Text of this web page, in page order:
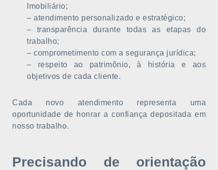
Imobiliário;
– atendimento personalizado e estratégico;
– transparência durante todas as etapas do
trabalho;
– comprometimento com a segurança jurídica;
– respeito ao patrimônio, à história e aos
objetivos de cada cliente.
Cada novo atendimento representa uma
oportunidade de honrar a confiança depositada em
nosso trabalho.
Precisando de orientação